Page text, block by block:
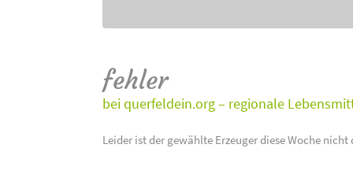
fehler
bei querfeldein.org – regionale
Leider ist der gewählte Erzeuger diese Woche nicht